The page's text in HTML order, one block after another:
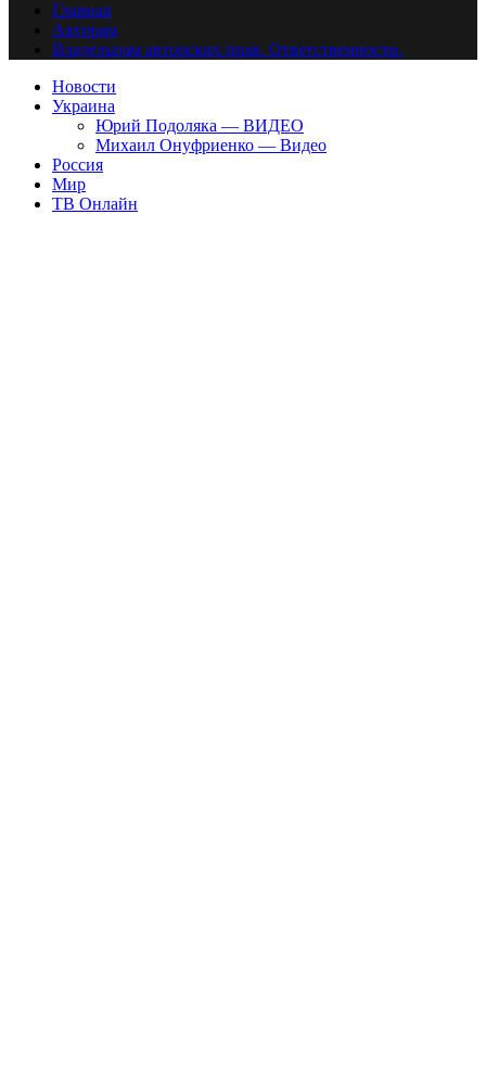
Главная
Авторам
Владельцам авторских прав. Ответственности.
Новости
Украина
Юрий Подоляка — ВИДЕО
Михаил Онуфриенко — Видео
Россия
Мир
ТВ Онлайн